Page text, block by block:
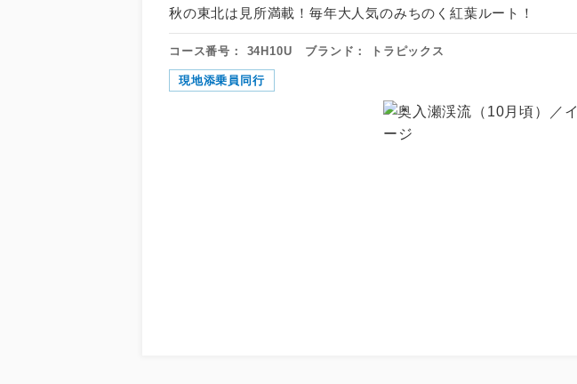
秋の東北は見所満載！毎年大人気のみちのく紅葉ルート！
コース番号： 34H10U ブランド： トラピックス
現地添乗員同行